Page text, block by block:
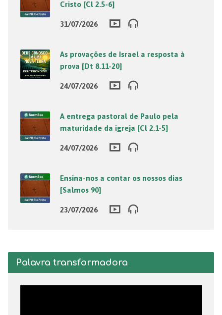
Cristo [Cl 2.5-6]
31/07/2026
As provações de Israel a resposta à
prova [Dt 8.11-20]
24/07/2026
A entrega pastoral de Paulo pela
maturidade da igreja [Cl 2.1-5]
24/07/2026
Ensina-nos a contar os nossos dias
[Salmos 90]
23/07/2026
Palavra transformadora